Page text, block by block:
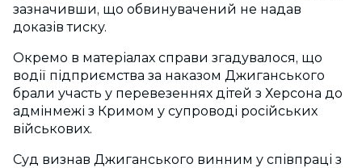
зазначивши, що обвинувачений не надав
доказів тиску.
Окремо в матеріалах справи згадувалося, що
водії підприємства за наказом Джиганського
брали участь у перевезеннях дітей з Херсона до
адмінмежі з Кримом у супроводі російських
військових.
Суд визнав Джиганського винним у співпраці з